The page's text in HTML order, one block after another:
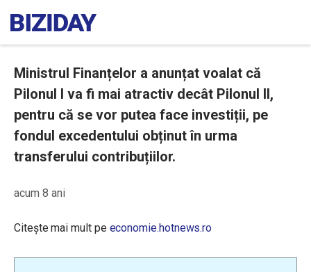
Ministrul Finanțelor a anunțat voalat că
Pilonul I va fi mai atractiv decât Pilonul II,
pentru că se vor putea face investiții, pe
fondul excedentului obținut în urma
transferului contribuțiilor.
acum 8 ani
Citește mai mult pe economie.hotnews.ro